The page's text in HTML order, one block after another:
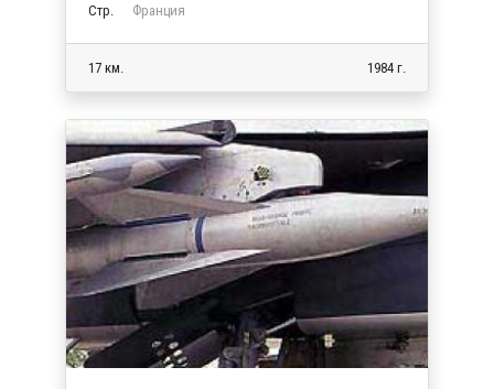
Стр.
Франция
17 км. 1984 г.